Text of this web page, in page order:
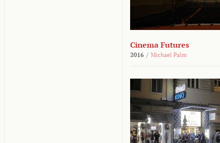
Cinema Futures
2016 / Michael Palm